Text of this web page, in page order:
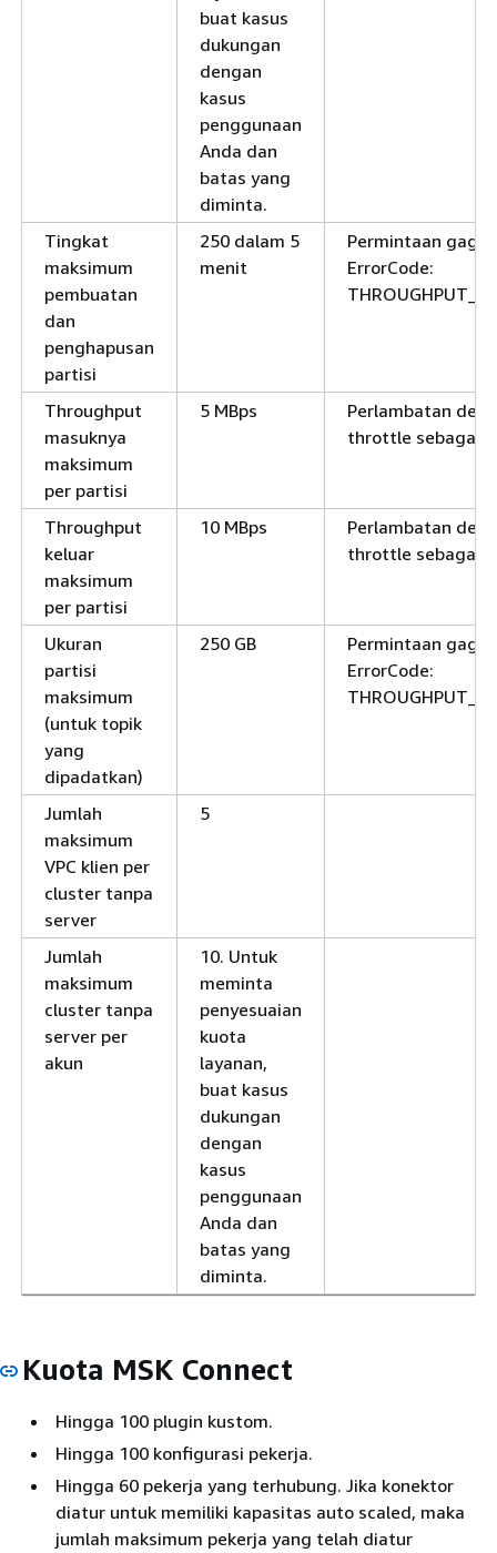
buat kasus
dukungan
dengan
kasus
penggunaan
Anda dan
batas yang
diminta.
Tingkat
maksimum
pembuatan
dan
penghapusan
partisi
250 dalam 5
menit
Permintaan
ErrorCode:
Throughput
masuknya
maksimum
per partisi
5 MBps
Perlambatan
throttle sebagai
Throughput
keluar
maksimum
per partisi
10 MBps
Perlambatan
throttle sebagai
Ukuran
partisi
maksimum
(untuk topik
yang
dipadatkan)
250 GB
Permintaan
ErrorCode:
Jumlah
maksimum
VPC klien per
cluster tanpa
server
5
Jumlah
maksimum
cluster tanpa
server per
akun
10. Untuk
meminta
penyesuaian
kuota
layanan,
buat kasus
dukungan
dengan
kasus
penggunaan
Anda dan
batas yang
diminta.
Kuota MSK Connect
Hingga 100 plugin kustom.
Hingga 100 konfigurasi pekerja.
Hingga 60 pekerja yang terhubung. Jika konektor
diatur untuk memiliki kapasitas auto scaled, maka
jumlah maksimum pekerja yang telah diatur